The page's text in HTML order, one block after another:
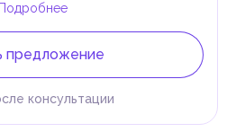
Подробнее
предложение
консультации